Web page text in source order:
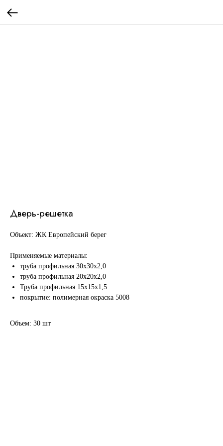
Дверь-решетка
Объект: ЖК Европейский берег
Применяемые материалы:
труба профильная 30х30х2,0
труба профильная 20х20х2,0
Труба профильная 15х15х1,5
покрытие: полимерная окраска 5008
Объем: 30 шт